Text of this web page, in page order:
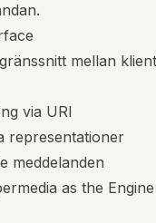
mellan
via URI
representationer
meddelanden
as the